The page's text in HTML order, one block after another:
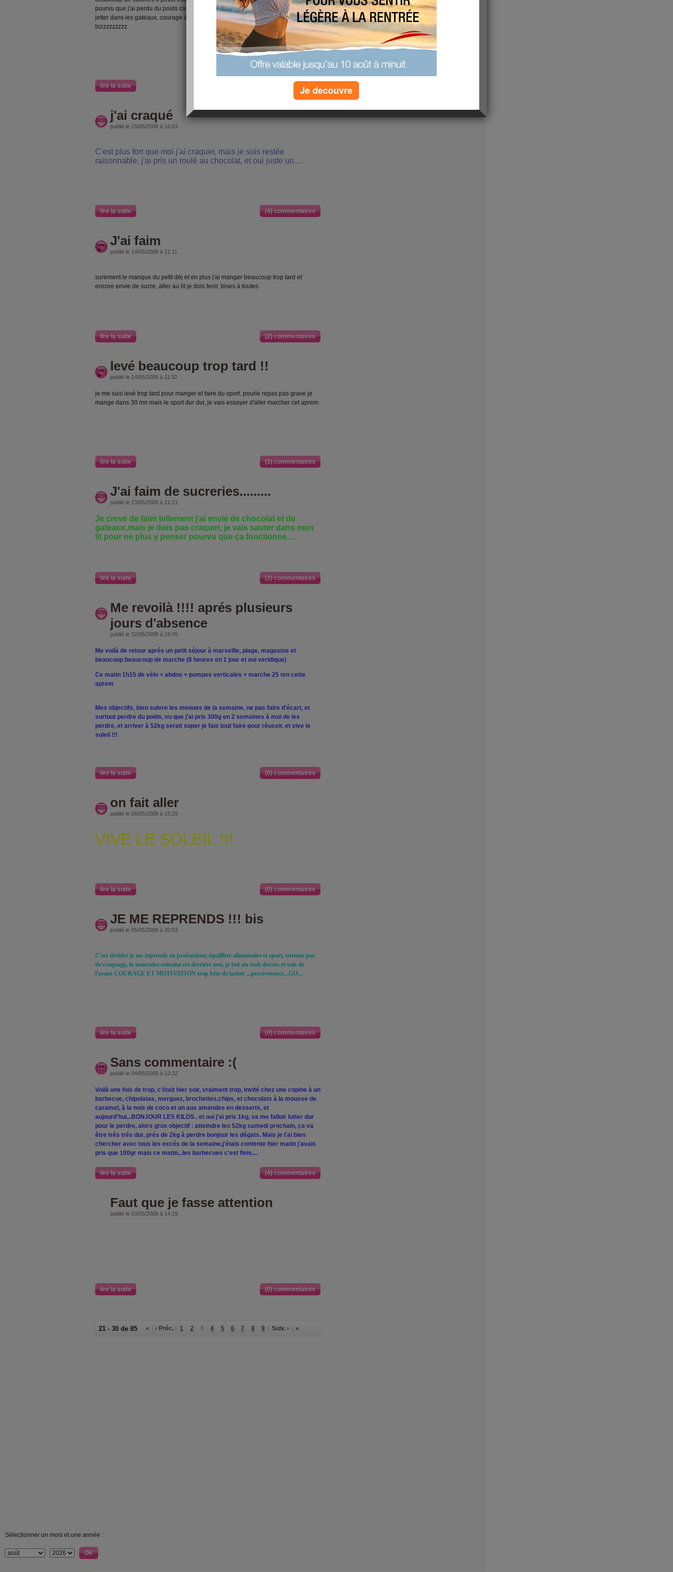
pourvu que j'ai perdu du poids car sinon je crois que je vais pas tenir le coup et me
jetter dans les gateaux, courage à toutes et surtout ne suivez pas mon exemple,
bizzzzzzzzz.
lire la suite (0) commentaires
j'ai craqué
publié le 15/05/2008 à 16:03
C'est plus fort que moi j'ai craquer, mais je suis restée
raisonnable, j'ai pris un roulé au chocolat, et oui juste un....
lire la suite (4) commentaires
J'ai faim
publié le 14/05/2008 à 21:11
surement le manque du petit déj et en plus j'ai manger beaucoup trop tard et
encore envie de sucre, aller au lit je dois tenir, bises à toutes
lire la suite (2) commentaires
levé beaucoup trop tard !!
publié le 14/05/2008 à 11:32
je me suis levé trop tard pour manger et faire du sport, pourle repas pas grave je
mange dans 30 mn mais le sport dur dur, je vais essayer d'aller marcher cet aprem
lire la suite (3) commentaires
J'ai faim de sucreries.........
publié le 13/05/2008 à 21:21
Je creve de faim tellement j'ai envie de chocolat et de
gateaux,mais je dois pas craquer, je vais sauter dans mon
lit pour ne plus y penser pourvu que ça fonctionne....
lire la suite (3) commentaires
Me revoilà !!!! aprés plusieurs
jours d'absence
publié le 12/05/2008 à 19:45
Me voilà de retour aprés un petit séjour à marseille, plage, magasins et
beaucoup beaucoup de marche (8 heures en 1 jour et oui veridique)
Ce matin 1h15 de vélo + abdos + pompes verticales + marche 25 mn cette
aprem
Mes objectifs, bien suivre les menues de la semaine, ne pas faire d'écart, et
surtout perdre du poids, vu que j'ai pris 300g en 2 semaines à moi de les
perdre, et arriver à 52kg serait super je fais tout faire pour réussir, et vive le
soleil !!!
lire la suite (0) commentaires
on fait aller
publié le 06/05/2008 à 15:29
VIVE LE SOLEIL !!!
lire la suite (0) commentaires
JE ME REPRENDS !!! bis
publié le 05/05/2008 à 20:53
C'est décider je me reprends en profondeur, équilibre alimentaire et sport, surtout pas
de craquage, la mauvaise semaine est derrière moi, je fait un trait dessus et vais de
l'avant COURAGE ET MOTIVATION trop bête de lacher ...percéverance...GO....
lire la suite (0) commentaires
Sans commentaire :(
publié le 04/05/2008 à 13:32
Voilà une fois de trop, c'était hier soir, vraiment trop, invité chez une copine à un
barbecue, chipolatas, merguez, brochettes,chips, et chocolats à la mousse de
caramel, à la nois de coco et un aux amandes en desserts, et
aujourd'hui...BONJOUR LES KILOS.. et oui j'ai pris 1kg, va me falloir lutter dur
pour le perdre, alors gros objectif : atteindre les 52kg samedi prochain, ça va
être trés trés dur, prés de 2kg à perdre bonjour les dégats. Mais je l'ai bien
chercher avec tous les excés de la semaine,j'étais contente hier matin j'avais
pris que 100gr mais ce matin...les barbecues c'est finis....
lire la suite (4) commentaires
Faut que je fasse attention
publié le 03/05/2008 à 14:19
lire la suite (0) commentaires
21 - 30 de 85 « ‹ Préc. 1 2 3 4 5 6 7 8 9 Suiv. › »
Sélectionner un mois et une année :
Je decouvre